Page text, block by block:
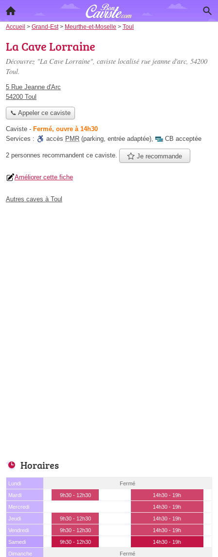
Accueil > Grand-Est> Meurthe-et-Moselle > Toul
La Cave Lorraine
Découvrez "La Cave Lorraine", caviste localisé rue jeanne d'arc, 54200
Toul.
5 Rue Jeanne d'Arc
54200 Toul
📞 Appeler ce caviste
Caviste - Fermé, ouvre à 14h30
Services :
accès PMR (parking, entrée adaptée), CB acceptée
2 personnes recommandent ce caviste. Je recommande
Améliorer cette fiche
Autres caves à Toul
Horaires
Lundi
Fermé
Mardi
9h30 - 12h30
14h30 - 19h
Mercredi
14h30 - 19h
Jeudi
9h30 - 12h30
14h30 - 19h
Vendredi
9h30 - 12h30
14h30 - 19h
Samedi
9h30 - 12h30
14h30 - 19h
Dimanche
Fermé